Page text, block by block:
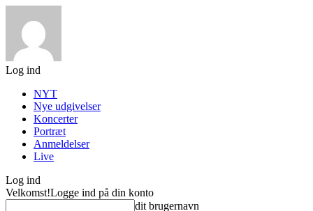
Log ind
NYT
Nye udgivelser
Koncerter
Portræt
Anmeldelser
Live
Log ind
Velkomst!Logge ind på din konto
dit brugernavn